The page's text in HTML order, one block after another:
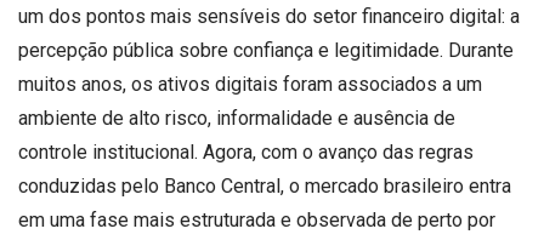
um dos pontos mais sensíveis do setor financeiro digital: a
percepção pública sobre confiança e legitimidade. Durante
muitos anos, os ativos digitais foram associados a um
ambiente de alto risco, informalidade e ausência de
controle institucional. Agora, com o avanço das regras
conduzidas pelo Banco Central, o mercado brasileiro entra
em uma fase mais estruturada e observada de perto por